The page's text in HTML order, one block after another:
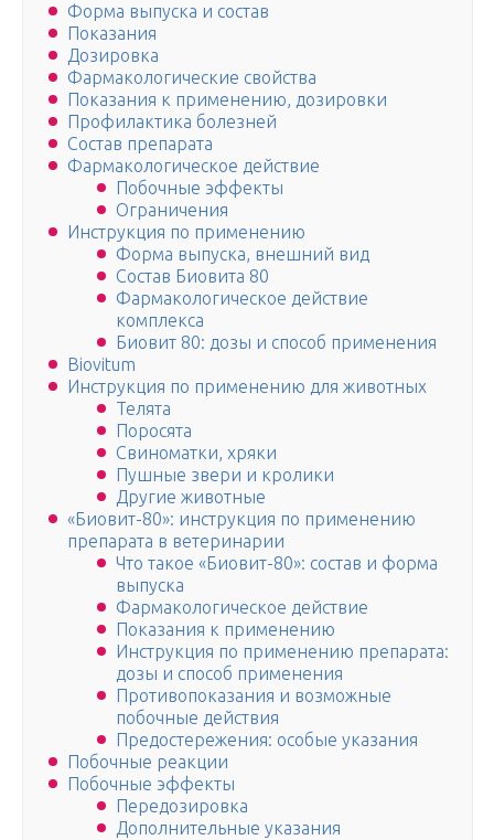
Форма выпуска и состав
Показания
Дозировка
Фармакологические свойства
Показания к применению, дозировки
Профилактика болезней
Состав препарата
Фармакологическое действие
Побочные эффекты
Ограничения
Инструкция по применению
Форма выпуска, внешний вид
Состав Биовита 80
Фармакологическое действие
комплекса
Биовит 80: дозы и способ применения
Biovitum
Инструкция по применению для животных
Телята
Поросята
Свиноматки, хряки
Пушные звери и кролики
Другие животные
«Биовит-80»: инструкция по применению
препарата в ветеринарии
Что такое «Биовит-80»: состав и форма
выпуска
Фармакологическое действие
Показания к применению
Инструкция по применению препарата:
дозы и способ применения
Противопоказания и возможные
побочные действия
Предостережения: особые указания
Побочные реакции
Побочные эффекты
Передозировка
Дополнительные указания